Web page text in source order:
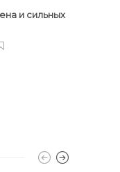
и сильных